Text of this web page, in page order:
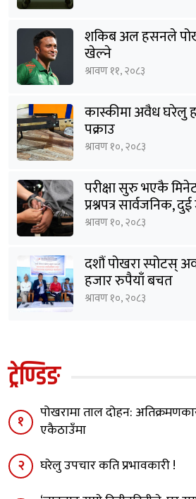
शकिब अल हसनले
खेल्ने
श्रावण ११, २०८३
कास्कीमा अवैध घरेलु
पक्राउ
श्रावण १०, २०८३
परीक्षा सुरु भएकै
प्रश्नपत्र सार्वजनिक,
श्रावण १०, २०८३
दशौं पोखरा स्पोटस्
हजार रुपैयाँ बचत
श्रावण १०, २०८३
ट्रेण्डिङ
१
पोखरामा ताल दोहन:
एकैठाउँमा
२
घरेलु उपचार कति प्रभावकारी !